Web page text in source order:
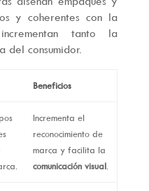
y coherentes con la
tanto la
del consumidor.
Beneficios
Incrementa el
reconocimiento de
marca y facilita la
comunicación visual